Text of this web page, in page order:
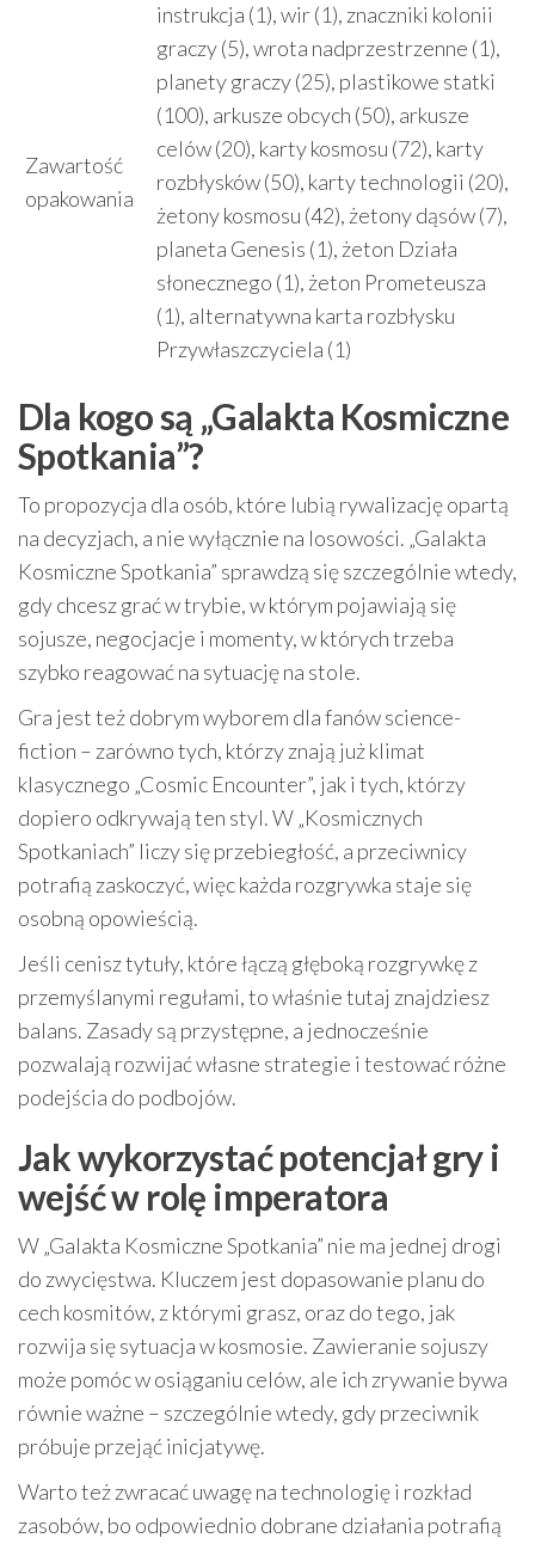
Zawartość
opakowania
instrukcja (1), wir (1), znaczniki kolonii
graczy (5), wrota nadprzestrzenne (1),
planety graczy (25), plastikowe statki
(100), arkusze obcych (50), arkusze
celów (20), karty kosmosu (72), karty
rozbłysków (50), karty technologii (20),
żetony kosmosu (42), żetony dąsów (7),
planeta Genesis (1), żeton Działa
słonecznego (1), żeton Prometeusza
(1), alternatywna karta rozbłysku
Przywłaszczyciela (1)
Dla kogo są „Galakta Kosmiczne
Spotkania”?
To propozycja dla osób, które lubią rywalizację opartą
na decyzjach, a nie wyłącznie na losowości. „Galakta
Kosmiczne Spotkania” sprawdzą się szczególnie wtedy,
gdy chcesz grać w trybie, w którym pojawiają się
sojusze, negocjacje i momenty, w których trzeba
szybko reagować na sytuację na stole.
Gra jest też dobrym wyborem dla fanów science-
fiction – zarówno tych, którzy znają już klimat
klasycznego „Cosmic Encounter”, jak i tych, którzy
dopiero odkrywają ten styl. W „Kosmicznych
Spotkaniach” liczy się przebiegłość, a przeciwnicy
potrafią zaskoczyć, więc każda rozgrywka staje się
osobną opowieścią.
Jeśli cenisz tytuły, które łączą głęboką rozgrywkę z
przemyślanymi regułami, to właśnie tutaj znajdziesz
balans. Zasady są przystępne, a jednocześnie
pozwalają rozwijać własne strategie i testować różne
podejścia do podbojów.
Jak wykorzystać potencjał gry i
wejść w rolę imperatora
W „Galakta Kosmiczne Spotkania” nie ma jednej drogi
do zwycięstwa. Kluczem jest dopasowanie planu do
cech kosmitów, z którymi grasz, oraz do tego, jak
rozwija się sytuacja w kosmosie. Zawieranie sojuszy
może pomóc w osiąganiu celów, ale ich zrywanie bywa
równie ważne – szczególnie wtedy, gdy przeciwnik
próbuje przejąć inicjatywę.
Warto też zwracać uwagę na technologię i rozkład
zasobów, bo odpowiednio dobrane działania potrafią